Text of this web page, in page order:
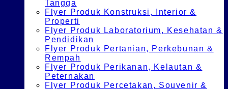
Tangga
Flyer Produk Konstruksi, Interior &
Properti
Flyer Produk Laboratorium, Kesehatan &
Pendidikan
Flyer Produk Pertanian, Perkebunan &
Rempah
Flyer Produk Perikanan, Kelautan &
Peternakan
Flyer Produk Percetakan, Souvenir &